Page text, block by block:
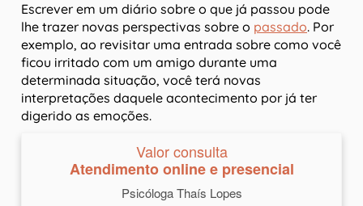
Escrever em um diário sobre o que já passou pode
lhe trazer novas perspectivas sobre o passado. Por
exemplo, ao revisitar uma entrada sobre como você
ficou irritado com um amigo durante uma
determinada situação, você terá novas
interpretações daquele acontecimento por já ter
digerido as emoções.
Valor consulta
Atendimento online e presencial
Psicóloga Thaís Lopes